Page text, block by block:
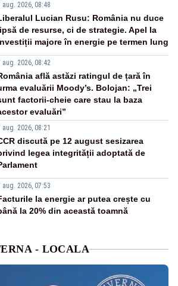
aug. 2026, 08:48
Lucian Rusu: România nu duce
de resurse, ci de strategie. Apel la
majore în energie pe termen lung
aug. 2026, 08:42
află astăzi ratingul de țară în
evaluării Moody’s. Bolojan: „Trei
factorii-cheie care stau la baza
evaluări”
aug. 2026, 08:21
discută pe 12 august sesizarea
legea integrității adoptată de
aug. 2026, 07:53
la energie ar putea crește cu
la 20% din această toamnă
- LOCALA